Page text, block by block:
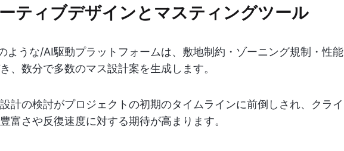
ティブデザインとマスティングツール
ような/AI駆動プラットフォームは、敷地制約・ゾーニング規制・性能
、数分で多数のマス設計案を生成します。
計の検討がプロジェクトの初期のタイムラインに前倒しされ、クライ
富さや反復速度に対する期待が高まります。